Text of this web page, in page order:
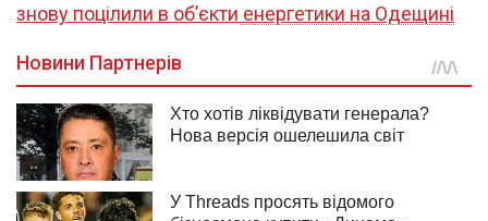
знову поцілили в об’єкти енергетики на Одещині